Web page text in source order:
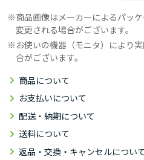
商品画像はメーカーによるパッ
変更される場合がございます。
お使いの機器（モニタ）により
合がございます。
商品について
お支払いについて
配送・納期について
送料について
返品・交換・キャンセルについて